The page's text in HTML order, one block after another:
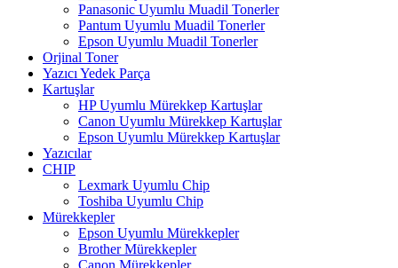
Panasonic Uyumlu Muadil Tonerler
Pantum Uyumlu Muadil Tonerler
Epson Uyumlu Muadil Tonerler
Orjinal Toner
Yazıcı Yedek Parça
Kartuşlar
HP Uyumlu Mürekkep Kartuşlar
Canon Uyumlu Mürekkep Kartuşlar
Epson Uyumlu Mürekkep Kartuşlar
Yazıcılar
CHIP
Lexmark Uyumlu Chip
Toshiba Uyumlu Chip
Mürekkepler
Epson Uyumlu Mürekkepler
Brother Mürekkepler